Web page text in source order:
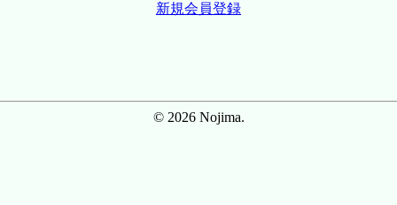
新規会員登録
© 2026 Nojima.